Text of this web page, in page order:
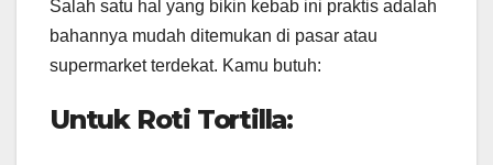
Salah satu hal yang bikin kebab ini praktis adalah
bahannya mudah ditemukan di pasar atau
supermarket terdekat. Kamu butuh:
Untuk Roti Tortilla: